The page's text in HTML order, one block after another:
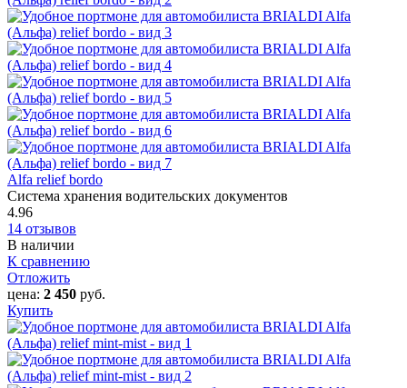
Alfa relief bordo
Система хранения водительских документов
4.96
14 отзывов
В наличии
К сравнению
Отложить
цена: 2 450 руб.
Купить